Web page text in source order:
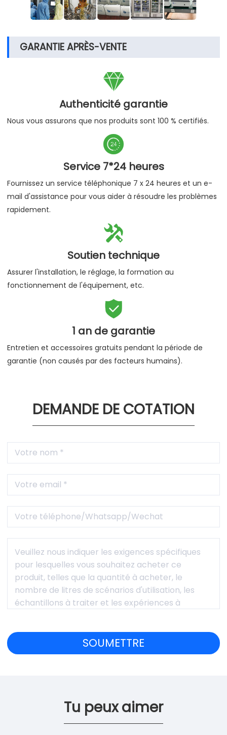
GARANTIE APRÈS-VENTE

Authenticité garantie
Nous vous assurons que nos produits sont 100 % certifiés.

Service 7*24 heures
Fournissez un service téléphonique 7 x 24 heures et un e-
mail d'assistance pour vous aider à résoudre les problèmes
rapidement.

Soutien technique
Assurer l'installation, le réglage, la formation au
fonctionnement de l'équipement, etc.

1 an de garantie
Entretien et accessoires gratuits pendant la période de
garantie (non causés par des facteurs humains).
DEMANDE DE COTATION
Tu peux aimer